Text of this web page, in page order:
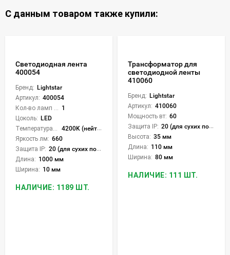
С данным товаром также купили:
Светодиодная лента
400054
Бренд: Lightstar
Артикул: 400054
1
Цоколь: LED
4200K (нейтральный)
Яркость лм: 660
Защита IP: 20 (для сухих пом.)
Длина: 1000 мм
Ширина: 10 мм
НАЛИЧИЕ: 1189 ШТ.
Трансформатор для
светодиодной ленты
410060
Бренд: Lightstar
Артикул: 410060
Мощность вт: 60
Защита IP: 20 (для сухих пом.)
Высота: 35 мм
Длина: 110 мм
Ширина: 80 мм
НАЛИЧИЕ: 111 ШТ.